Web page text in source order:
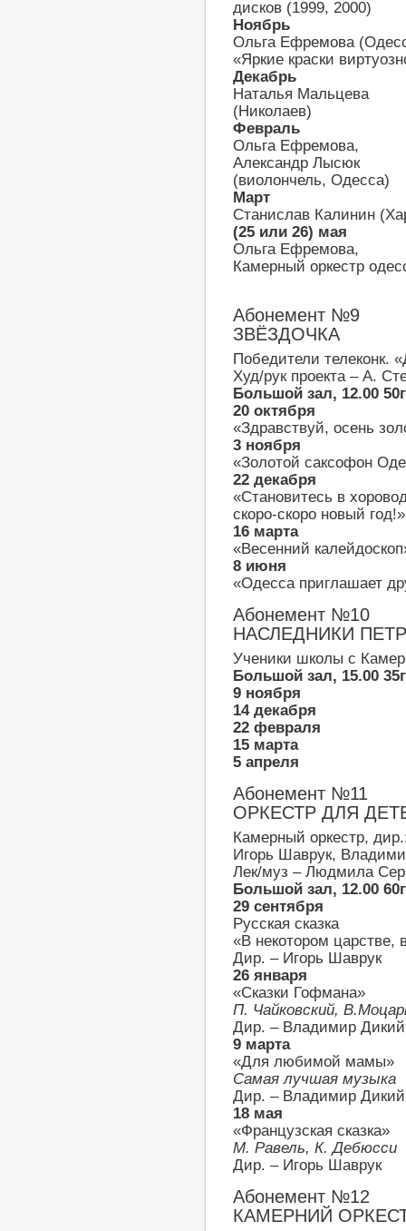
дисков (1999, 2000)
Ноябрь
Ольга Ефремова
«Яркие краски
Декабрь
Наталья Мальцева
(Николаев)
Февраль
Ольга Ефремова,
Александр Лысюк
(виолончель, Одесса)
Март
Станислав Калинин
(25 или 26) мая
Ольга Ефремова,
Камерный оркестр
Абонемент №9
ЗВЁЗДОЧКА
Победители телеконк.
Худ/рук проекта – А.
Большой зал, 12.00
20 октября
«Здравствуй, осень
3 ноября
«Золотой саксофон
22 декабря
«Становитесь в
скоро-скоро новый год!»
16 марта
«Весенний
8 июня
«Одесса приглашает
Абонемент №10
НАСЛЕДНИКИ
Ученики школы с
Большой зал, 15.00
9 ноября
14 декабря
22 февраля
15 марта
5 апреля
Абонемент №11
ОРКЕСТР ДЛЯ
Камерный оркестр,
Игорь Шаврук,
Лек/муз – Людмила
Большой зал, 12.00
29 сентября
Русская сказка
«В некотором царстве,
Дир. – Игорь Шаврук
26 января
«Сказки Гофмана»
П. Чайковский,
Дир. – Владимир Дикий
9 марта
«Для любимой мамы»
Самая лучшая музыка
Дир. – Владимир Дикий
18 мая
«Французская сказка»
М. Равель, К. Дебюсси
Дир. – Игорь Шаврук
Абонемент №12
КАМЕРНИЙ